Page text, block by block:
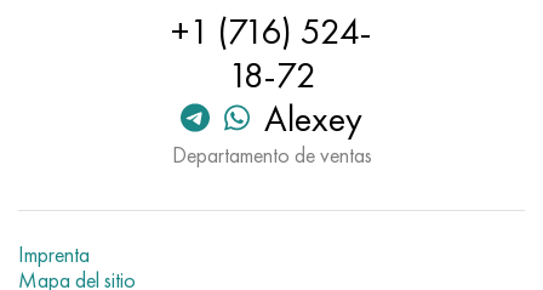
+1 (716) 524-
18-72
Alexey
Departamento de ventas
Imprenta
Mapa del sitio